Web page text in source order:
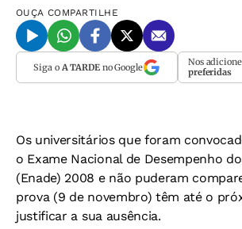
OUÇA COMPARTILHE
Siga o A TARDEno Google Nos adicione
preferidas
Os universitários que foram
o Exame Nacional de Desempenho
(Enade) 2008 e não puderam
prova (9 de novembro) têm até o
justificar a sua ausência.